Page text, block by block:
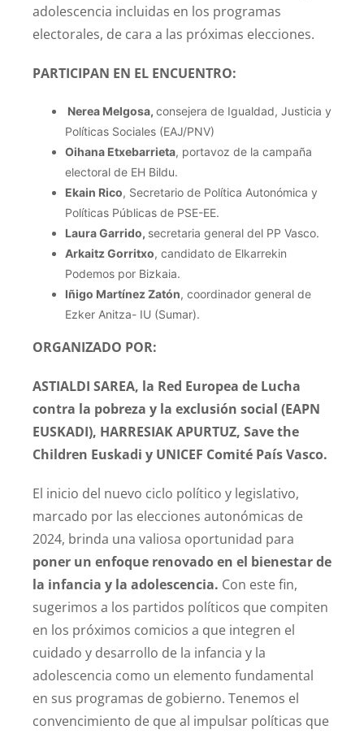
adolescencia incluidas en los programas
electorales, de cara a las próximas elecciones.
PARTICIPAN EN EL ENCUENTRO:
Nerea Melgosa, consejera de Igualdad, Justicia y
Políticas Sociales (EAJ/PNV)
Oihana Etxebarrieta, portavoz de la campaña
electoral de EH Bildu.
Ekain Rico, Secretario de Política Autonómica y
Políticas Públicas de PSE-EE.
Laura Garrido, secretaria general del PP Vasco.
Arkaitz Gorritxo, candidato de Elkarrekin
Podemos por Bizkaia.
Iñigo Martínez Zatón, coordinador general de
Ezker Anitza- IU (Sumar).
ORGANIZADO POR:
ASTIALDI SAREA, la Red Europea de Lucha
contra la pobreza y la exclusión social (EAPN
EUSKADI), HARRESIAK APURTUZ, Save the
Children Euskadi y UNICEF Comité País Vasco.
El inicio del nuevo ciclo político y legislativo,
marcado por las elecciones autonómicas de
2024, brinda una valiosa oportunidad para
poner un enfoque renovado en el bienestar de
la infancia y la adolescencia. Con este fin,
sugerimos a los partidos políticos que compiten
en los próximos comicios a que integren el
cuidado y desarrollo de la infancia y la
adolescencia como un elemento fundamental
en sus programas de gobierno. Tenemos el
convencimiento de que al impulsar políticas que